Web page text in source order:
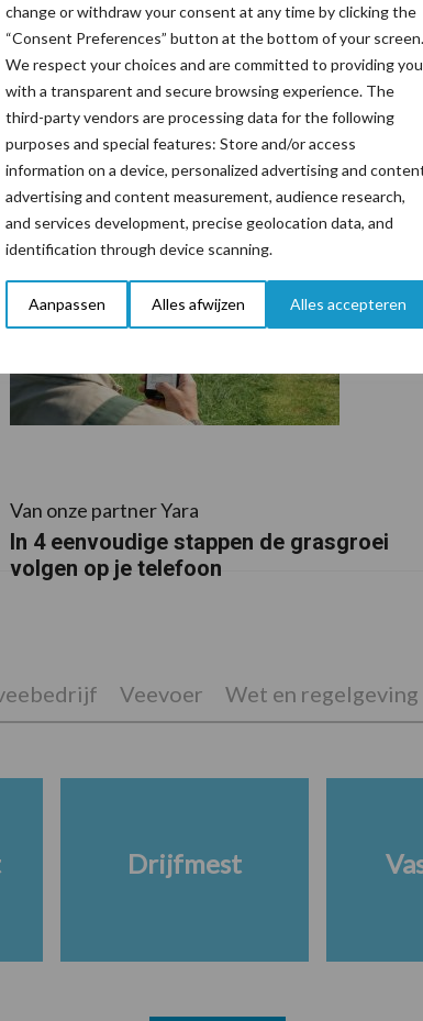
change or withdraw your consent at any time by clicking the
“Consent Preferences” button at the bottom of your screen.
We respect your choices and are committed to providing you
with a transparent and secure browsing experience. The
third-party vendors are processing data for the following
purposes and special features: Store and/or access
information on a device, personalized advertising and
advertising and content measurement, audience research,
and services development, precise geolocation data, and
identification through device scanning.
Aanpassen Alles afwijzen Alles accepteren
Van onze partner Yara
In 4 eenvoudige stappen de grasgroei
volgen op je telefoon
Veevoer Wet en regelgeving
Drijfmest